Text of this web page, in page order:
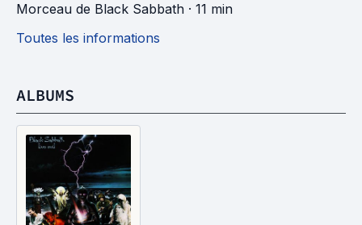
Morceau de Black Sabbath · 11 min
Toutes les informations
ALBUMS